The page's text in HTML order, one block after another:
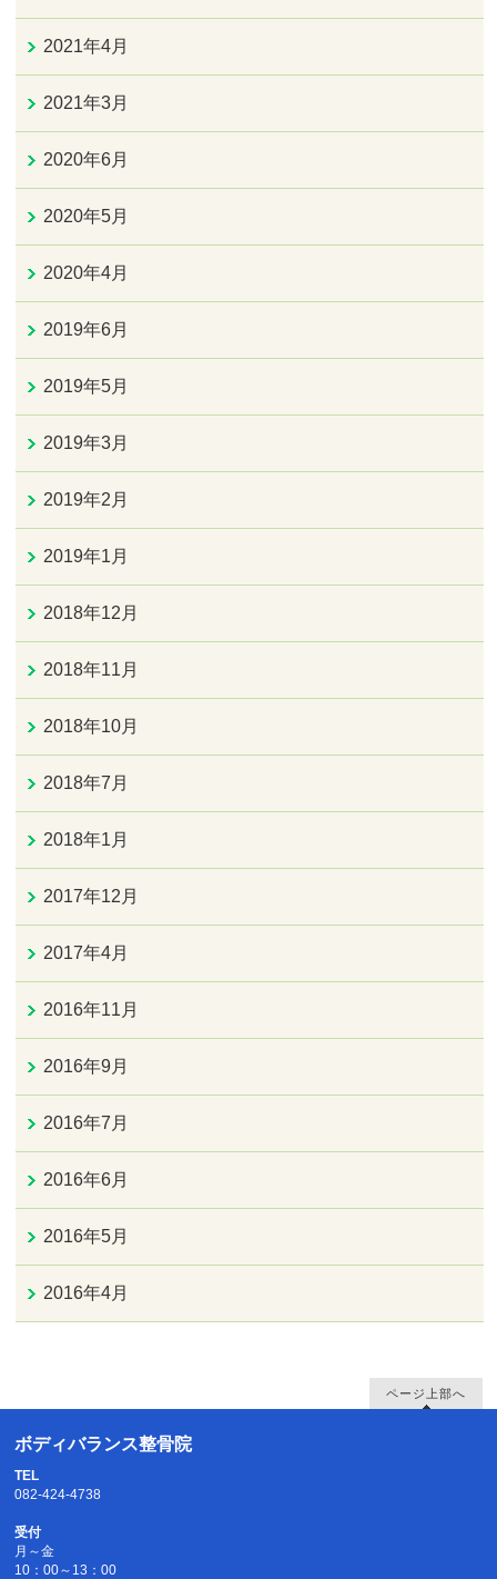
2021年4月
2021年3月
2020年6月
2020年5月
2020年4月
2019年6月
2019年5月
2019年3月
2019年2月
2019年1月
2018年12月
2018年11月
2018年10月
2018年7月
2018年1月
2017年12月
2017年4月
2016年11月
2016年9月
2016年7月
2016年6月
2016年5月
2016年4月
ページ上部へ
ボディバランス整骨院
TEL
082-424-4738
受付
月～金
10：00～13：00